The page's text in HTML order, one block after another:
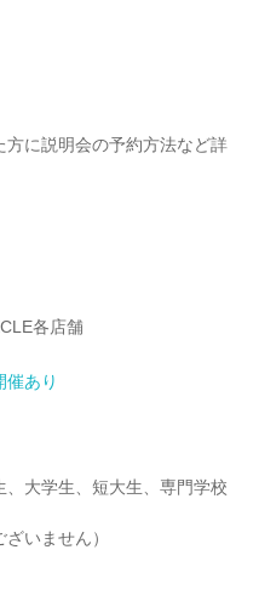
に説明会の予約方法など詳
各店舗
催あり
大学生、短大生、専門学校
いません）